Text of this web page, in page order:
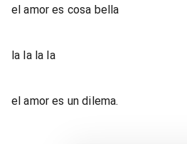
el amor es cosa bella
la la la la
el amor es un dilema.